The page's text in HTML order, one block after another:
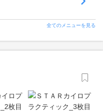
全てのメニューを見る